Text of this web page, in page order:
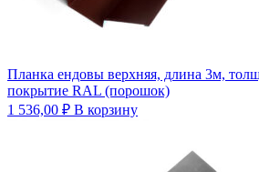
Планка ендовы верхняя, длина 3м,
покрытие RAL (порошок)
1 536,00 ₽ В корзину